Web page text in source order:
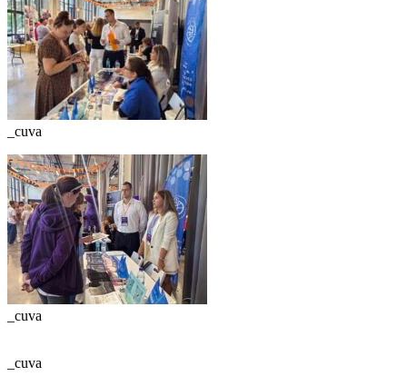
_cuva
_cuva
_cuva